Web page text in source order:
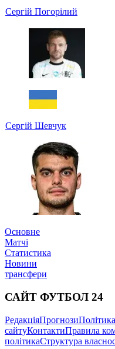
Сергій Погорілий
Сергій Шевчук
Основне
Матчі
Статистика
Новини
трансфери
САЙТ ФУТБОЛ 24
РедакціяПрогнози
сайтуКонтактиПравила
політикаСтруктура